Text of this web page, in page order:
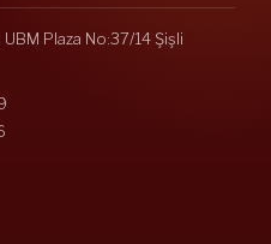
UBM Plaza No:37/14 Şişli